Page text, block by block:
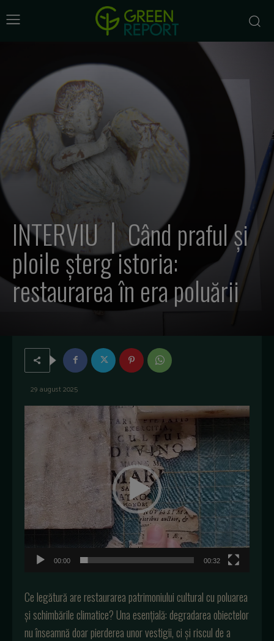
INTERVIU │ Când praful și
ploile șterg istoria:
restaurarea în era poluării
29 august 2025
P
l
r
v
i
d
e
00:00 00:32
Ce legătură are restaurarea patrimoniului cultural cu poluarea
și schimbările climatice? Una esențială: degradarea obiectelor
nu înseamnă doar pierderea unor vestigii, ci și riscul de a